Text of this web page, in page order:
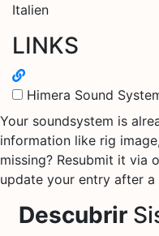
Italien
LINKS
Himera Sound
Your soundsystem is
information like rig
missing? Resubmit it via
update your entry after
Descubrir